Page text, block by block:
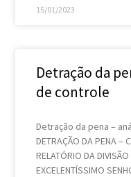
15/01/2023
Detração da
de controle
Detração da pena –
DETRAÇÃO DA PENA –
RELATÓRIO DA
EXCELENTÍSSIMO